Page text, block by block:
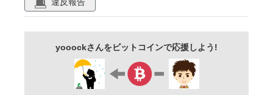
線画 エモい
卒業証書 フレーム コピースペース
イラスト
ティーン 十代
違反報告
yooockさんをビットコインで応援しよう!